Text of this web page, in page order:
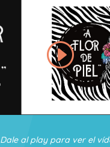
Dale al play para ver el